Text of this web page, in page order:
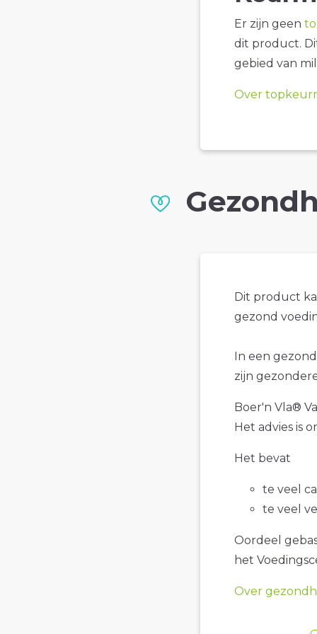
Er zijn geen
dit product.
gebied van
Over
Dit product
gezond
In een
zijn
Boer'n Vla®
Het advies is
Het bevat
te veel
te veel
Oordeel
het
Over